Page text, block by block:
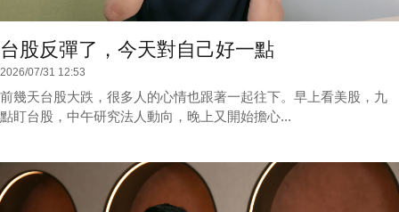
台股反彈了，今天對自己好一點
2026/07/31 12:53
前幾天台股大跌，很多人的心情也跟著一起往下。早上看美股，九
點盯台股，中午研究法人動向，晚上又開始擔心...